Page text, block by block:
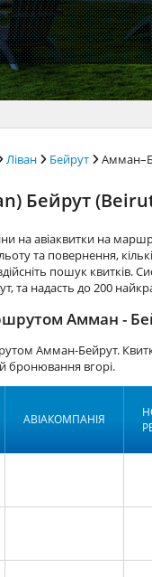
Ліван Бейрут
Бейрут
на авіаквитки на
та повернення,
пошук квитків.
та надасть до 200
Амман -
Амман-Бейрут.
вгорі.
АВІАКОМПАНІЯ